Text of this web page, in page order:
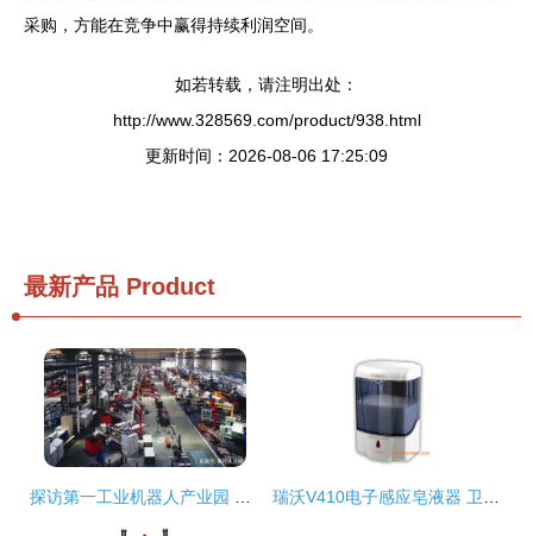
采购，方能在竞争中赢得持续利润空间。
如若转载，请注明出处：
http://www.328569.com/product/938.html
更新时间：2026-08-06 17:25:09
最新产品 Product